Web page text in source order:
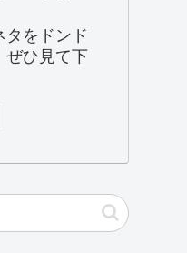
タをドンド
ぜひ見て下